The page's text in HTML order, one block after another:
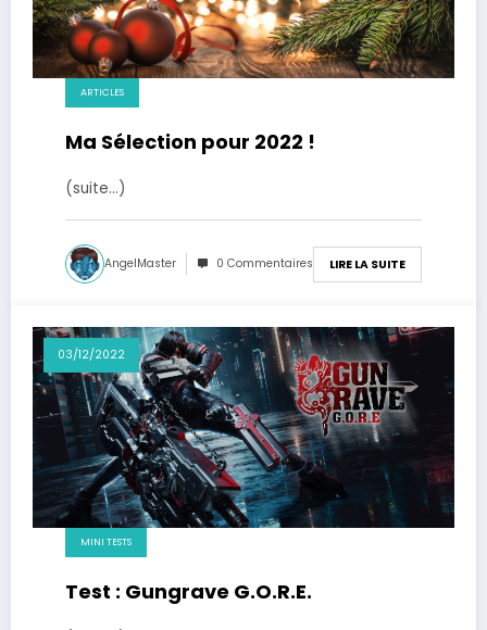
ARTICLES
Ma Sélection pour 2022 !
(suite…)
AngelMaster 0 Commentaires LIRE LA SUITE
03/12/2022
MINI TESTS
Test : Gungrave G.O.R.E.